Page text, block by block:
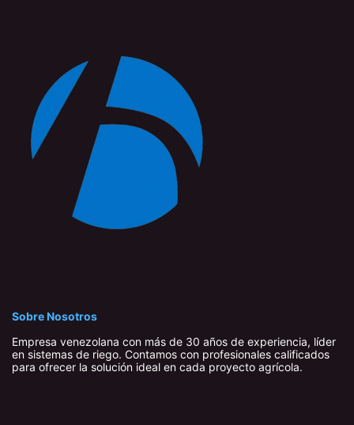
Sobre Nosotros
Empresa venezolana con más de 30 años de experiencia, líder
en sistemas de riego. Contamos con profesionales calificados
para ofrecer la solución ideal en cada proyecto agrícola.